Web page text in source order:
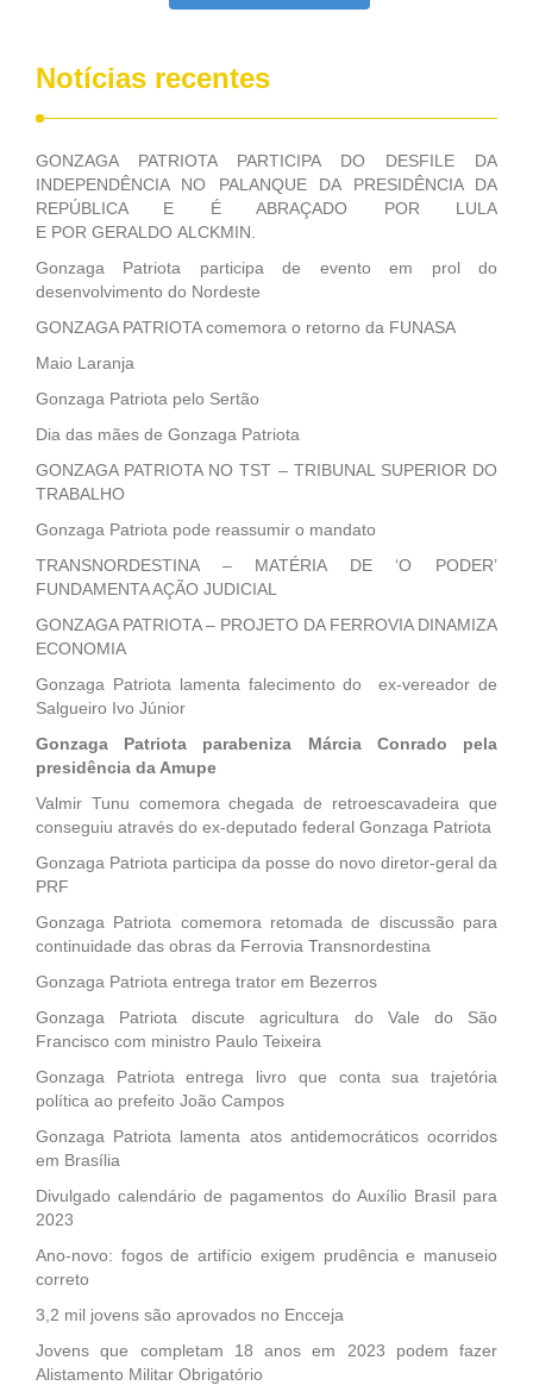
Notícias recentes
GONZAGA PATRIOTA PARTICIPA DO DESFILE DA
INDEPENDÊNCIA NO PALANQUE DA PRESIDÊNCIA DA
REPÚBLICA E É ABRAÇADO POR LULA
E POR GERALDO ALCKMIN.
Gonzaga Patriota participa de evento em prol do
desenvolvimento do Nordeste
GONZAGA PATRIOTA comemora o retorno da FUNASA
Maio Laranja
Gonzaga Patriota pelo Sertão
Dia das mães de Gonzaga Patriota
GONZAGA PATRIOTA NO TST – TRIBUNAL SUPERIOR DO
TRABALHO
Gonzaga Patriota pode reassumir o mandato
TRANSNORDESTINA – MATÉRIA DE ‘O PODER’
FUNDAMENTA AÇÃO JUDICIAL
GONZAGA PATRIOTA – PROJETO DA FERROVIA DINAMIZA
ECONOMIA
Gonzaga Patriota lamenta falecimento do ex-vereador de
Salgueiro Ivo Júnior
Gonzaga Patriota parabeniza Márcia Conrado pela
presidência da Amupe
Valmir Tunu comemora chegada de retroescavadeira que
conseguiu através do ex-deputado federal Gonzaga Patriota
Gonzaga Patriota participa da posse do novo diretor-geral da
PRF
Gonzaga Patriota comemora retomada de discussão para
continuidade das obras da Ferrovia Transnordestina
Gonzaga Patriota entrega trator em Bezerros
Gonzaga Patriota discute agricultura do Vale do São
Francisco com ministro Paulo Teixeira
Gonzaga Patriota entrega livro que conta sua trajetória
política ao prefeito João Campos
Gonzaga Patriota lamenta atos antidemocráticos ocorridos
em Brasília
Divulgado calendário de pagamentos do Auxílio Brasil para
2023
Ano-novo: fogos de artifício exigem prudência e manuseio
correto
3,2 mil jovens são aprovados no Encceja
Jovens que completam 18 anos em 2023 podem fazer
Alistamento Militar Obrigatório